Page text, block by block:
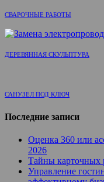
СВАРОЧНЫЕ РАБОТЫ
ДЕРЕВЯННАЯ СКУЛЬПТУРА
САНУЗЕЛ ПОД КЛЮЧ
Последние записи
Оценка 360 или
2026
Тайны карточных
Управление